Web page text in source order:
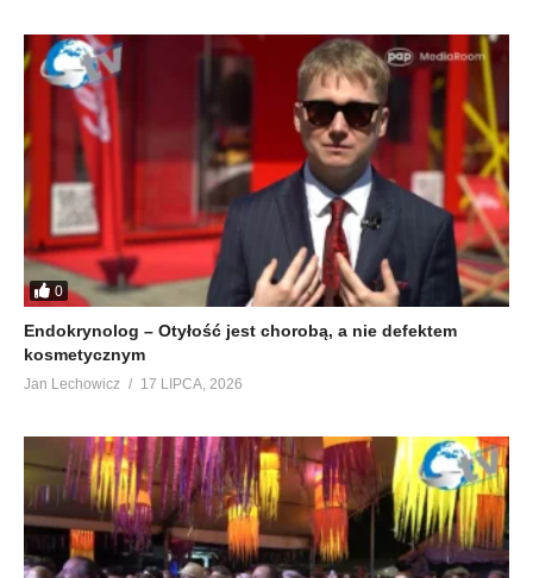
0
Endokrynolog – Otyłość jest chorobą, a nie defektem
kosmetycznym
Jan Lechowicz 17 LIPCA, 2026